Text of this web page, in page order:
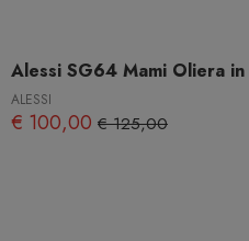
Alessi SG64 Mami Oliera
ALESSI
€ 100,00 € 125,00